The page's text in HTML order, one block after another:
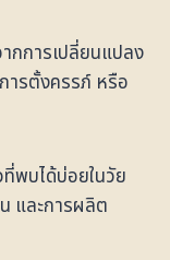
กการเปลี่ยนแปลง
ารตั้งครรภ์ หรือ
พบได้บ่อยในวัย
และการผลิต